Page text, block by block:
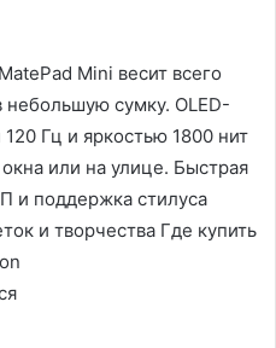
Mini весит всего
сумку. OLED-
Гц и яркостью 1800 нит
или на улице. Быстрая
и поддержка стилуса
и творчества Где купить